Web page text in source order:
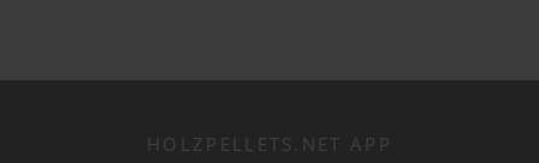
HOLZPELLETS.NET APP